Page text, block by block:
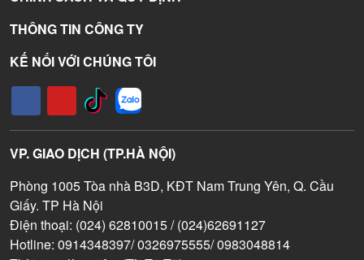
THÔNG TIN CÔNG TY
KẾ NỐI VỚI CHÚNG TÔI
VP. GIAO DỊCH (TP.HÀ NỘI)
Phòng 1005 Tòa nhà B3D, KĐT Nam Trung Yên, Q. Cầu
Giấy. TP Hà Nội
Điện thoại: (024) 62810015 / (024)62691127
Hotline: 0914348397/ 0326975555/ 0983048814